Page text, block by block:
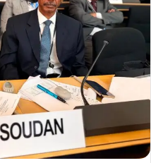
د
ل
ك
ت
ر
و
ن